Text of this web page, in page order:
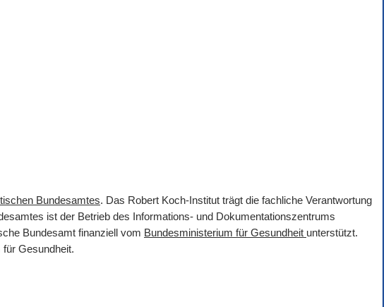
Bundesamtes. Das Robert Koch-Institut trägt die fachliche Verantwortung
ist der Betrieb des Informations- und Dokumentationszentrums
Bundesamt finanziell vom Bundesministerium für Gesundheit unterstützt.
Gesundheit.